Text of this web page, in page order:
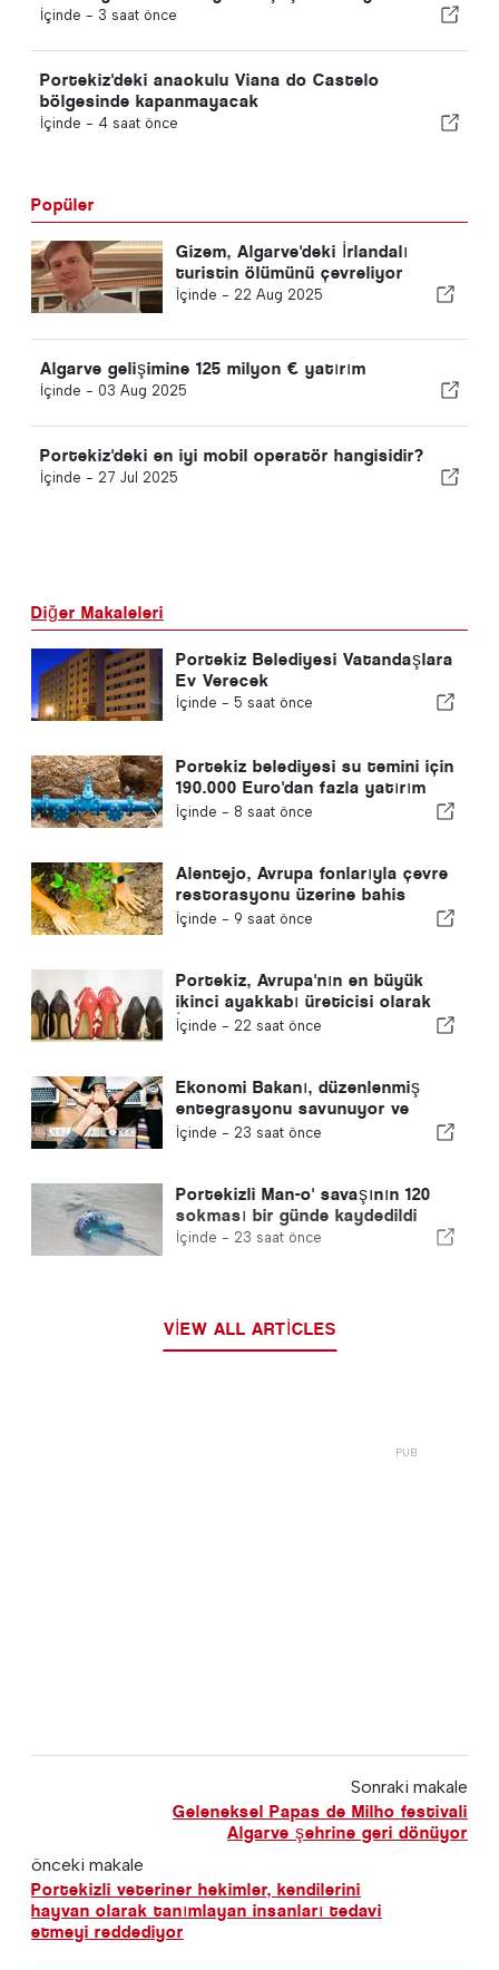
İçinde - 3 saat önce
Portekiz'deki anaokulu Viana do Castelo
bölgesinde kapanmayacak
İçinde - 4 saat önce
Popüler
Gizem, Algarve'deki İrlandalı
turistin ölümünü çevreliyor
İçinde - 22 Aug 2025
Algarve gelişimine 125 milyon € yatırım
İçinde - 03 Aug 2025
Portekiz'deki en iyi mobil operatör hangisidir?
İçinde - 27 Jul 2025
Diğer Makaleleri
Portekiz Belediyesi Vatandaşlara
Ev Verecek
İçinde - 5 saat önce
Portekiz belediyesi su temini için
190.000 Euro'dan fazla yatırım
yapıyor
İçinde - 8 saat önce
Alentejo, Avrupa fonlarıyla çevre
restorasyonu üzerine bahis
yapıyor
İçinde - 9 saat önce
Portekiz, Avrupa'nın en büyük
ikinci ayakkabı üreticisi olarak
İspanya'yı geride bıraktı
İçinde - 22 saat önce
Ekonomi Bakanı, düzenlenmiş
entegrasyonu savunuyor ve
göçmenler için hızlı bir kanal
İçinde - 23 saat önce
Portekizli Man-o' savaşının 120
sokması bir günde kaydedildi
İçinde - 23 saat önce
VIEW ALL ARTICLES
Sonraki makale
Geleneksel Papas de Milho festivali
Algarve şehrine geri dönüyor
önceki makale
Portekizli veteriner hekimler, kendilerini
hayvan olarak tanımlayan insanları tedavi
etmeyi reddediyor